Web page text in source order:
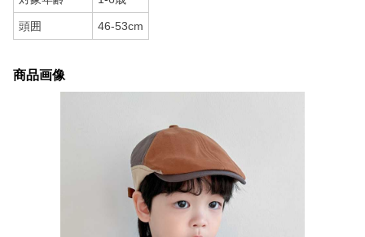
頭囲 46-53cm
商品画像